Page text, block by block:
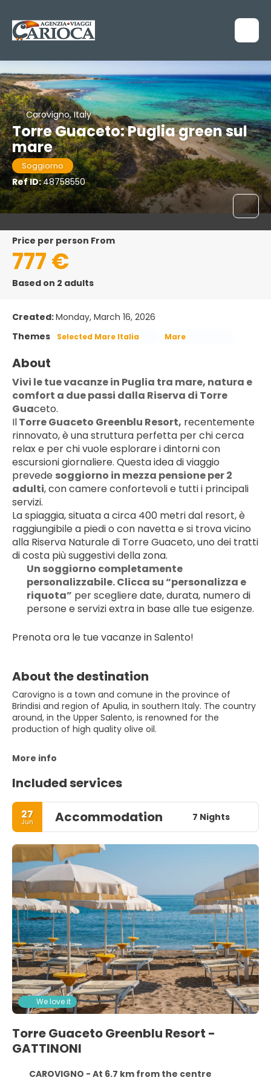
Carovigno, Italy
Torre Guaceto: Puglia green sul
mare
Soggiorno
Ref ID:48758550
price per person From
777 €
Based on 2 adults
Created:Monday, March 16, 2026
Themes
Selected Mare Italia Mare
About
Vivi le tue vacanze in Puglia tra mare, natura e
comfort a due passi dalla Riserva di Torre
Guaceto.
Il Torre Guaceto Greenblu Resort, recentemente
rinnovato, è una struttura perfetta per chi cerca
relax e per chi vuole esplorare i dintorni con
escursioni giornaliere. Questa idea di viaggio
prevede soggiorno in mezza pensione per 2
adulti, con camere confortevoli e tutti i principali
servizi.
La spiaggia, situata a circa 400 metri dal resort, è
raggiungibile a piedi o con navetta e si trova vicino
alla Riserva Naturale di Torre Guaceto, uno dei tratti
di costa più suggestivi della zona.
Un soggiorno completamente
personalizzabile. Clicca su “personalizza e
riquota” per scegliere date, durata, numero di
persone e servizi extra in base alle tue esigenze.
Prenota ora le tue vacanze in Salento!
About the destination
Carovigno is a town and comune in the province of
Brindisi and region of Apulia, in southern Italy. The country
around, in the Upper Salento, is renowned for the
production of high quality olive oil.
More info
Included services
27
Jun Accommodation 7 Nights
We love it
Torre Guaceto Greenblu Resort -
GATTINONI
CAROVIGNO - At 6.7 km from the centre